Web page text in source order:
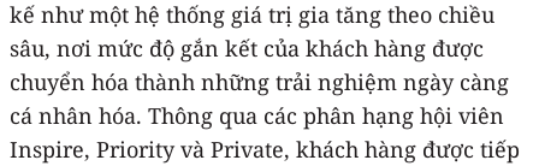
kế như một hệ thống giá trị gia tăng theo chiều
sâu, nơi mức độ gắn kết của khách hàng được
chuyển hóa thành những trải nghiệm ngày càng
cá nhân hóa. Thông qua các phân hạng hội viên
Inspire, Priority và Private, khách hàng được tiếp